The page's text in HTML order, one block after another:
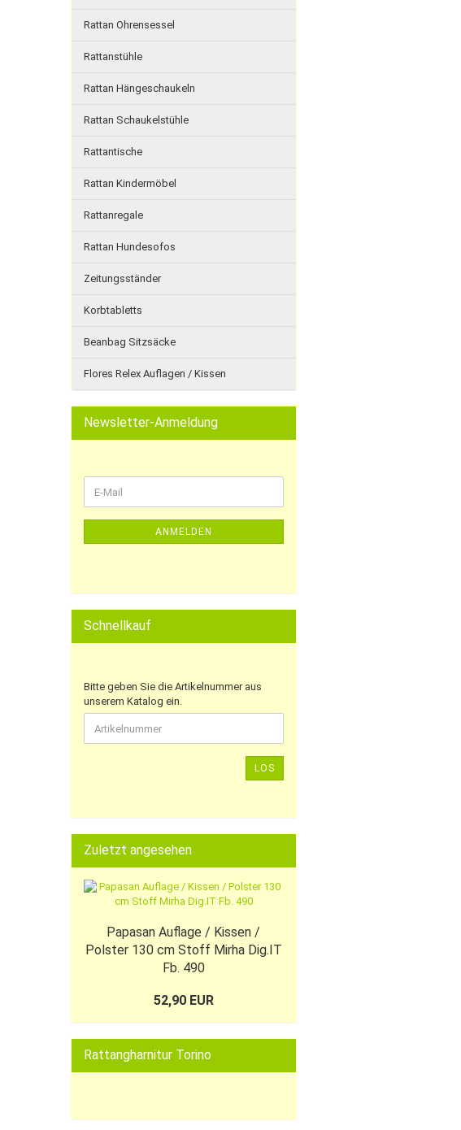
Rattan Ohrensessel
Rattanstühle
Rattan Hängeschaukeln
Rattan Schaukelstühle
Rattantische
Rattan Kindermöbel
Rattanregale
Rattan Hundesofos
Zeitungsständer
Korbtabletts
Beanbag Sitzsäcke
Flores Relex Auflagen / Kissen
Newsletter-Anmeldung
ANMELDEN
Schnellkauf
Bitte geben Sie die Artikelnummer aus
unserem Katalog ein.
LOS
Zuletzt angesehen
Papasan Auflage / Kissen /
Polster 130 cm Stoff Mirha Dig.IT
Fb. 490
52,90 EUR
Rattangharnitur Torino